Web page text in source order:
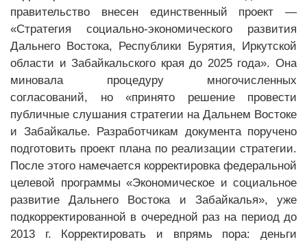
правительство внесен единственный проект —
«Стратегия социально-экономического развития
Дальнего Востока, Республики Бурятия, Иркутской
области и Забайкальского края до 2025 года». Она
миновала процедуру многочисленных
согласований, но «принято решение провести
публичные слушания стратегии на Дальнем Востоке
и Забайкалье. Разработчикам документа поручено
подготовить проект плана по реализации стратегии.
После этого намечается корректировка федеральной
целевой программы «Экономическое и социальное
развитие Дальнего Востока и Забайкалья», уже
подкорректированной в очередной раз на период до
2013 г. Корректировать и впрямь пора: деньги